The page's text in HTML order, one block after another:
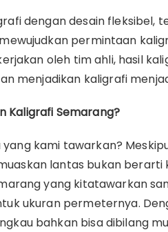
dengan desain fleksibel,
permintaan
oleh tim ahli, hasil
menjadikan kaligrafi
Kaligrafi Semarang?
kami tawarkan?
lantas bukan
yang kitatawarkan
ukuran permeternya.
bahkan bisa dibilang